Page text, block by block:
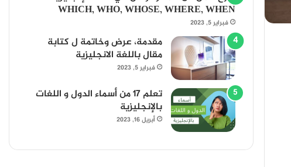
WHICH, WHO, WHOSE, WHERE, WHEN
فبراير 5, 2023
مقدمة، عرض وخاتمة ل كتابة
مقال باللغة الانجليزية
فبراير 5, 2023
تعلم 17 من أسماء الدول و اللغات
بالإنجليزية
أبريل 16, 2023